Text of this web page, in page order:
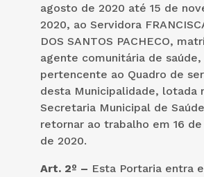
agosto de 2020 até 15 de
2020, ao Servidora
DOS SANTOS PACHECO,
agente comunitária de saúde,
pertencente ao Quadro de
desta Municipalidade, lotada
Secretaria Municipal de
retornar ao trabalho em 16
de 2020.
Art. 2º – Esta Portaria entra